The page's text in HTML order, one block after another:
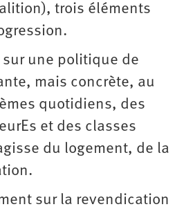
trois éléments
sur une politique de
mais concrète, au
quotidiens, des
et des classes
du logement, de la
sur la revendication